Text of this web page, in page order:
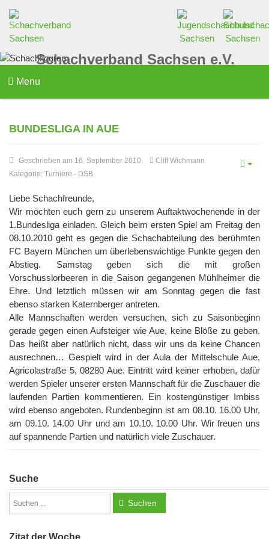
Schachverband Sachsen e.V.
Menu
BUNDESLIGA IN AUE
Geschrieben am 16. September 2010
Cliff Wichmann
Kategorie: Turniere - DSB
Liebe Schachfreunde,
Wir möchten euch gern zu unserem Auftaktwochenende in der
1.Bundesliga einladen. Gleich beim ersten Spiel am Freitag den
08.10.2010 geht es gegen die Schachabteilung des berühmten
FC Bayern München um überlebenswichtige Punkte gegen den
Abstieg. Samstag geben sich die mit großen
Vorschusslorbeeren in die Saison gegangenen Mühlheimer die
Ehre. Und letztlich müssen wir am Sonntag gegen die fast
ebenso starken Katernberger antreten.
Alle Mannschaften werden versuchen, sich zu Saisonbeginn
gerade gegen einen Aufsteiger wie Aue, keine Blöße zu geben.
Das heißt aber natürlich nicht, dass wir uns da keine Chancen
ausrechnen… Gespielt wird in der Aula der Mittelschule Aue,
Agricolastraße 5, 08280 Aue. Eintritt wird keiner erhoben, dafür
werden Spieler unserer ersten Mannschaft für die Zuschauer die
laufenden Partien kommentieren. Ein kostengünstiger Imbiss
wird ebenso angeboten. Rundenbeginn ist am 08.10. 16.00 Uhr,
am 09.10. 14.00 Uhr und am 10.10. 10.00 Uhr. Wir freuen uns
auf spannende Partien und natürlich viele Zuschauer.
Suche
Suchen
Zitat der Woche